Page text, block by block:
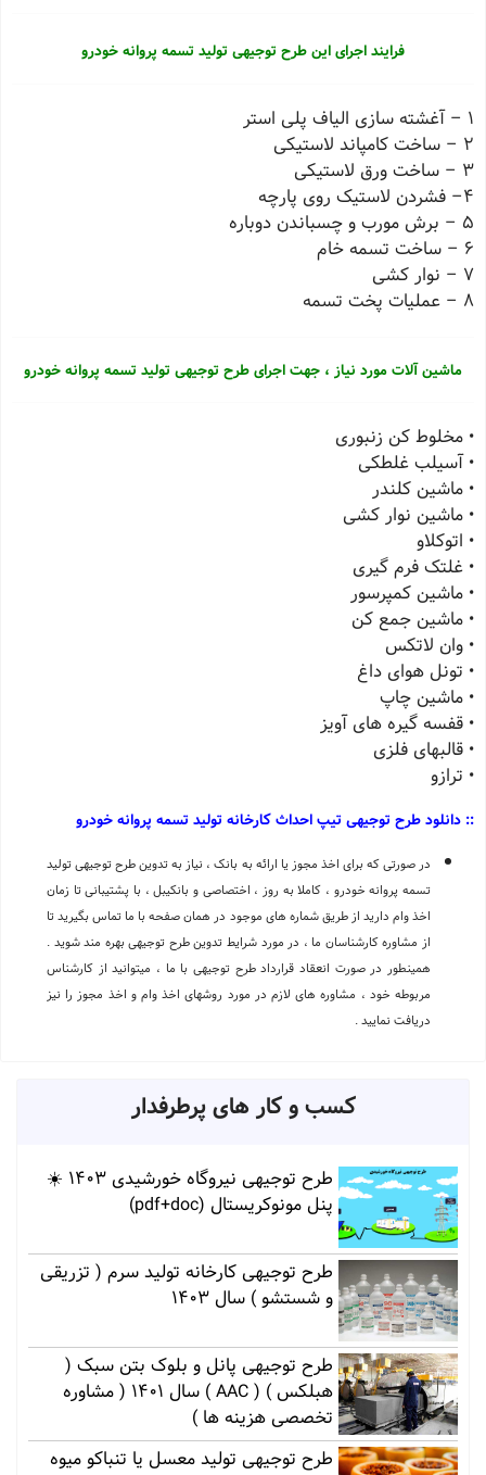
فرایند اجرای این طرح توجیهی تولید تسمه پروانه خودرو
1 – آغشته سازی الیاف پلی استر
2 – ساخت کامپاند لاستیکی
3 – ساخت ورق لاستیکی
4– فشردن لاستیک روی پارچه
5 – برش مورب و چسباندن دوباره
6 – ساخت تسمه خام
7 – نوار کشی
8 – عملیات پخت تسمه
ماشین آلات مورد نیاز ، جهت اجرای طرح توجیهی تولید تسمه پروانه خودرو
• مخلوط کن زنبوری
• آسیلب غلطکی
• ماشین کلندر
• ماشین نوار کشی
• اتوکلاو
• غلتک فرم گیری
• ماشین کمپرسور
• ماشین جمع کن
• وان لاتکس
• تونل هوای داغ
• ماشین چاپ
• قفسه گیره های آویز
• قالبهای فلزی
• ترازو
:: دانلود طرح توجیهی تیپ احداث کارخانه تولید تسمه پروانه خودرو
در صورتی که برای اخذ مجوز یا ارائه به بانک ، نیاز به تدوین طرح توجیهی تولید
تسمه پروانه خودرو ، کاملا به روز ، اختصاصی و بانکیبل ، با پشتیبانی تا زمان
اخذ وام دارید از طریق شماره های موجود در همان صفحه با ما تماس بگیرید تا
از مشاوره کارشناسان ما ، در مورد شرایط تدوین طرح توجیهی بهره مند شوید .
همینطور در صورت انعقاد قرارداد طرح توجیهی با ما ، میتوانید از کارشناس
مربوطه خود ، مشاوره های لازم در مورد روشهای اخذ وام و اخذ مجوز را نیز
دریافت نمایید .
کسب و کار های پرطرفدار
طرح توجیهی نیروگاه خورشیدی 1403 ☀️
پنل مونوکریستال (pdf+doc)
طرح توجیهی کارخانه تولید سرم ( تزریقی
و شستشو ) سال 1403
طرح توجیهی پانل و بلوک بتن سبک (
هبلکس ) ( AAC ) سال 1401 ( مشاوره
تخصصی هزینه ها )
طرح توجیهی تولید معسل یا تنباکو میوه